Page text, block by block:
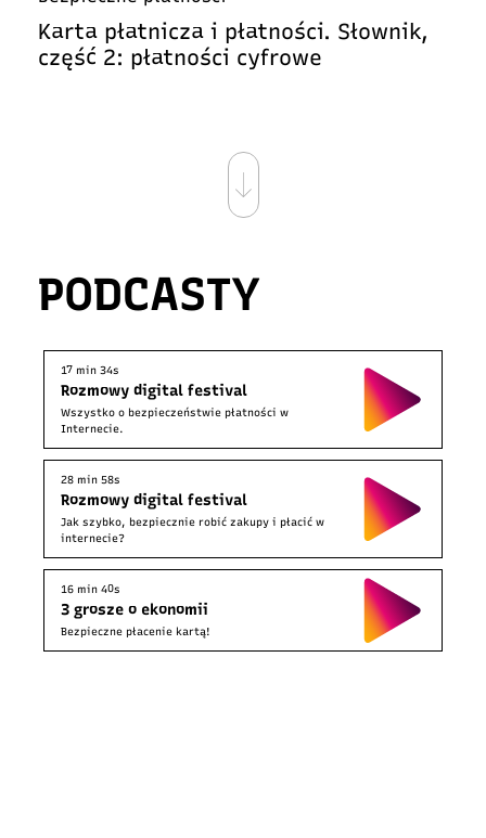
Karta płatnicza i płatności. Słownik,
część 2: płatności cyfrowe
PODCASTY
17 min 34s
Rozmowy digital festival
Wszystko o bezpieczeństwie płatności w
Internecie.
28 min 58s
Rozmowy digital festival
Jak szybko, bezpiecznie robić zakupy i płacić w
internecie?
16 min 40s
3 grosze o ekonomii
Bezpieczne płacenie kartą!